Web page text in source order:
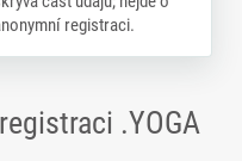
registraci.
.YOGA